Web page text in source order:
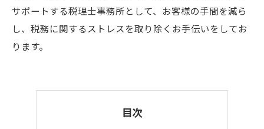
サポートする税理士事務所として、お客様の手間を減ら
し、税務に関するストレスを取り除くお手伝いをしてお
ります。
目次